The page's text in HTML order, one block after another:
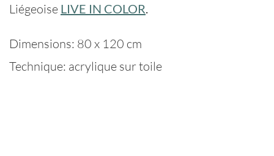
Liégeoise LIVE IN COLOR
Dimensions: 80 x 120 cm
Technique: acrylique sur toile